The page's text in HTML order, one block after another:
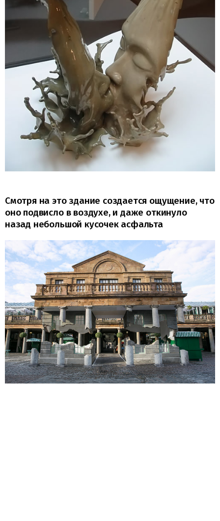
Смотря на это здание создается ощущение, что
оно подвисло в воздухе, и даже откинуло
назад небольшой кусочек асфальта